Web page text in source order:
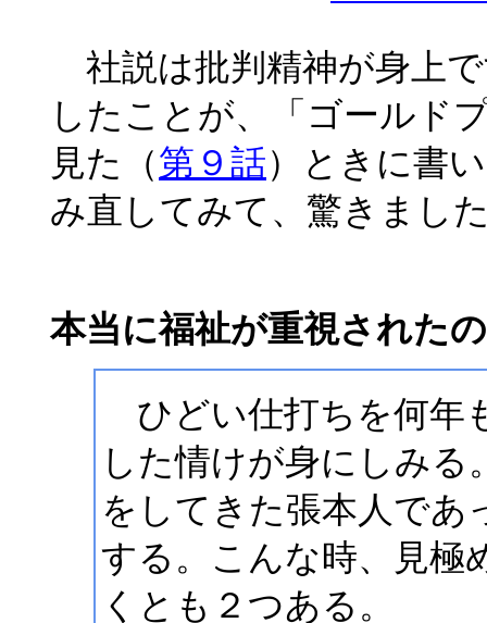
社説は批判精神が身上
したことが、「ゴールド
見た（第９話）ときに書
み直してみて、驚きまし
本当に福祉が重視された
ひどい仕打ちを何年
した情けが身にしみ
をしてきた張本人であ
する。こんな時、見極
くとも２つある。